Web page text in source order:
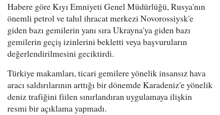
Habere göre Kıyı Emniyeti Genel Müdürlüğü, Rusya'nın
önemli petrol ve tahıl ihracat merkezi Novorossiysk'e
giden bazı gemilerin yanı sıra Ukrayna'ya giden bazı
gemilerin geçiş izinlerini bekletti veya başvuruların
değerlendirilmesini geciktirdi.
Türkiye makamları, ticari gemilere yönelik insansız hava
aracı saldırılarının arttığı bir dönemde Karadeniz'e yönelik
deniz trafiğini fiilen sınırlandıran uygulamaya ilişkin
resmi bir açıklama yapmadı.